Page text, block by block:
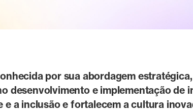
por sua abordagem
desenvolvimento e implementação
e a inclusão e fortalecem a cultura